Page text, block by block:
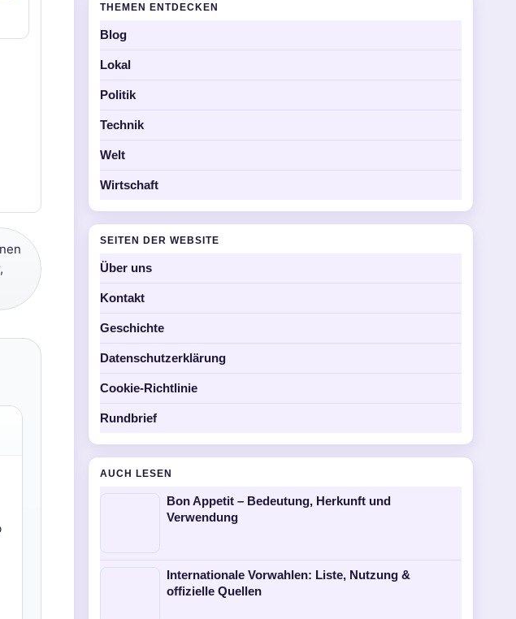
THEMEN ENTDECKEN
Blog
Lokal
Politik
Technik
Welt
Wirtschaft
SEITEN DER WEBSITE
Über uns
Kontakt
Geschichte
Datenschutzerklärung
Cookie-Richtlinie
Rundbrief
AUCH LESEN
Bon Appetit – Bedeutung, Herkunft und
Verwendung
Internationale Vorwahlen: Liste, Nutzung &
offizielle Quellen